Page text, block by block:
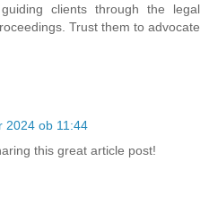
guiding clients through the legal
Trust them to advocate
2024 ob 11:44
this great article post!